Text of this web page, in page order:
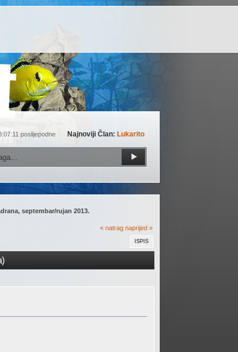
poslijepodne Najnoviji Član: Lukarito
septembar/rujan 2013.
« natrag naprijed »
ISPIS